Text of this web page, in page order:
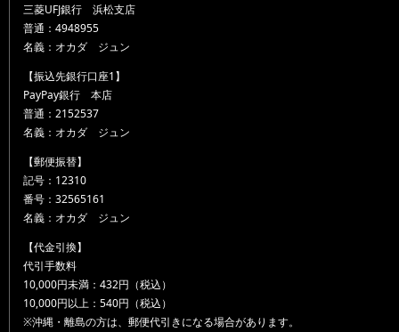
三菱UFJ銀行 浜松支店
普通：4948955
名義：オカダ ジュン
【振込先銀行口座1】
PayPay銀行 本店
普通：2152537
名義：オカダ ジュン
【郵便振替】
記号：12310
番号：32565161
名義：オカダ ジュン
【代金引換】
代引手数料
10,000円未満：432円（税込）
10,000円以上：540円（税込）
※沖縄・離島の方は、郵便代引きになる場合があります。